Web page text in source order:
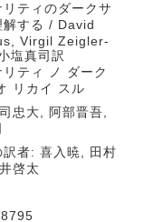
ティのダークサ
解する / David
Virgil Zeigler-
塩真司訳
ティ ノ ダーク
リカイ スル
忠大, 阿部晋吾,
訳者: 喜入暁, 田村
啓太